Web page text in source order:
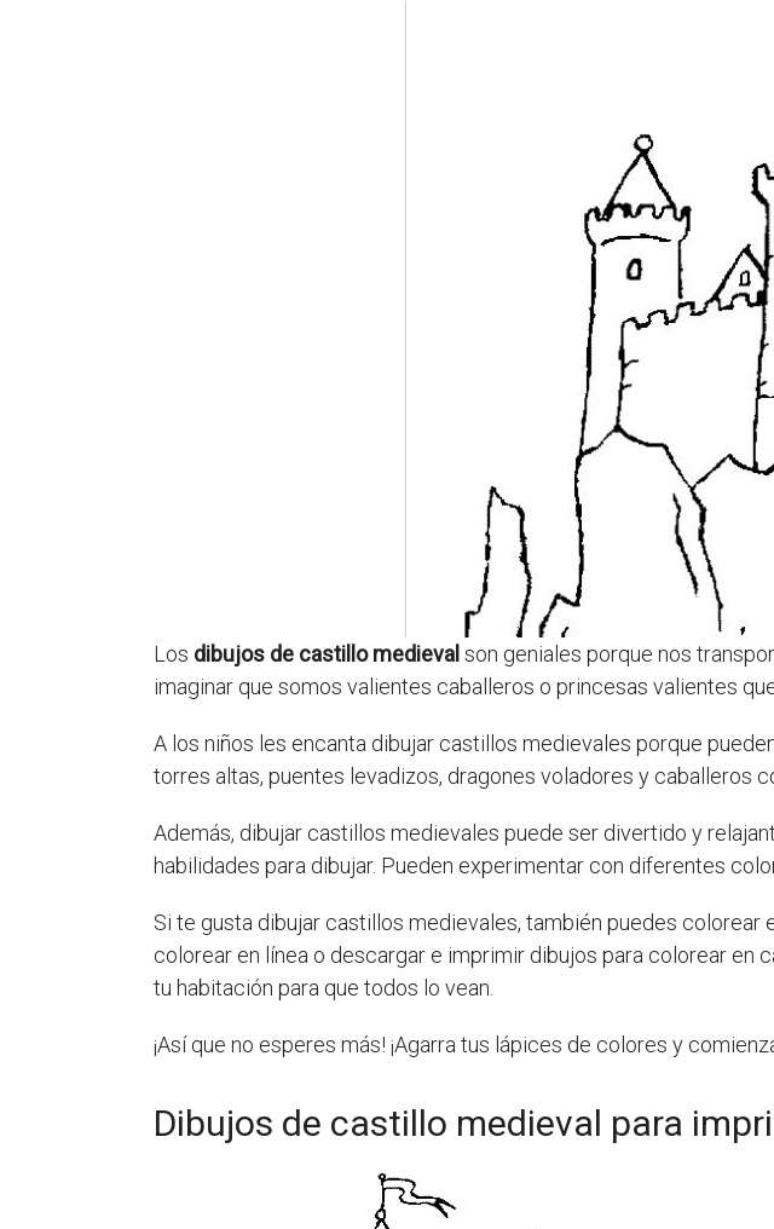
Los dibujos de castillo medieval son geniales porque nos
imaginar que somos valientes caballeros o princesas valientes
A los niños les encanta dibujar castillos medievales porque
torres altas, puentes levadizos, dragones voladores y caballeros
Además, dibujar castillos medievales puede ser divertido y
habilidades para dibujar. Pueden experimentar con diferentes
Si te gusta dibujar castillos medievales, también puedes
colorear en línea o descargar e imprimir dibujos para colorear en
tu habitación para que todos lo vean.
¡Así que no esperes más! ¡Agarra tus lápices de colores y
Dibujos de castillo medieval para